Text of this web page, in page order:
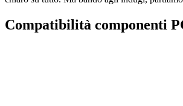
Compatibilità componenti